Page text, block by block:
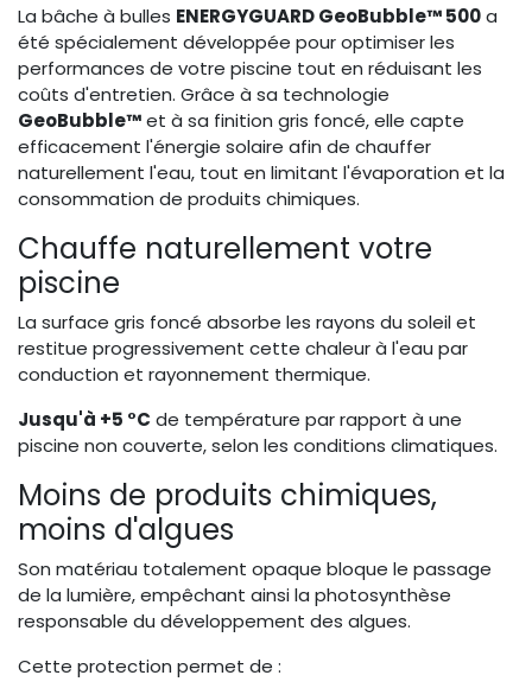
La bâche à bulles ENERGYGUARD GeoBubble™ 500a
été spécialement développée pour optimiser les
performances de votre piscine tout en réduisant les
coûts d'entretien. Grâce à sa technologie
GeoBubble™et à sa finition gris foncé, elle capte
efficacement l'énergie solaire afin de chauffer
naturellement l'eau, tout en limitant l'évaporation et la
consommation de produits chimiques.
Chauffe naturellement votre
piscine
La surface gris foncé absorbe les rayons du soleil et
restitue progressivement cette chaleur à l'eau par
conduction et rayonnement thermique.
Jusqu'à +5 °C de température par rapport à une
piscine non couverte, selon les conditions climatiques.
Moins de produits chimiques,
moins d'algues
Son matériau totalement opaque bloque le passage
de la lumière, empêchant ainsi la photosynthèse
responsable du développement des algues.
Cette protection permet de :